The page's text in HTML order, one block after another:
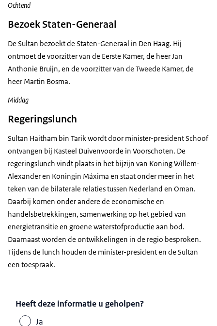
Ochtend
Bezoek Staten-Generaal
De Sultan bezoekt de Staten-Generaal in Den Haag. Hij
ontmoet de voorzitter van de Eerste Kamer, de heer Jan
Anthonie Bruijn, en de voorzitter van de Tweede Kamer, de
heer Martin Bosma.
Middag
Regeringslunch
Sultan Haitham bin Tarik wordt door minister-president Schoof
ontvangen bij Kasteel Duivenvoorde in Voorschoten. De
regeringslunch vindt plaats in het bijzijn van Koning Willem-
Alexander en Koningin Máxima en staat onder meer in het
teken van de bilaterale relaties tussen Nederland en Oman.
Daarbij komen onder andere de economische en
handelsbetrekkingen, samenwerking op het gebied van
energietransitie en groene waterstofproductie aan bod.
Daarnaast worden de ontwikkelingen in de regio besproken.
Tijdens de lunch houden de minister-president en de Sultan
een toespraak.
Heeft deze informatie u geholpen?
Ja